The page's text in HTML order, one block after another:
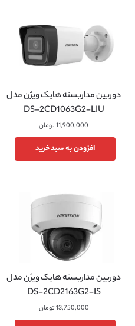
دوربین مداربسته هایک ویژن مدل
DS-2CD1063G2-LIU
11,900,000تومان
افزودن به سبد خرید
دوربین مداربسته هایک ویژن مدل
DS-2CD2163G2-IS
13,750,000تومان